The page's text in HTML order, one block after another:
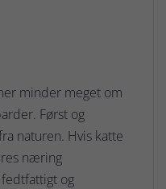
minder meget om
Først og
naturen. Hvis katte
næring
og